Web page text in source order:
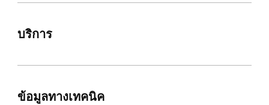
บริการ
ข้อมูลทางเทคนิค